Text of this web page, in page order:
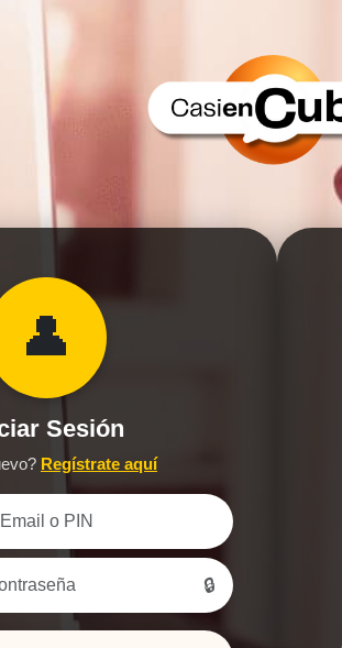
👤
Sesión
Regístrate aquí
🔒